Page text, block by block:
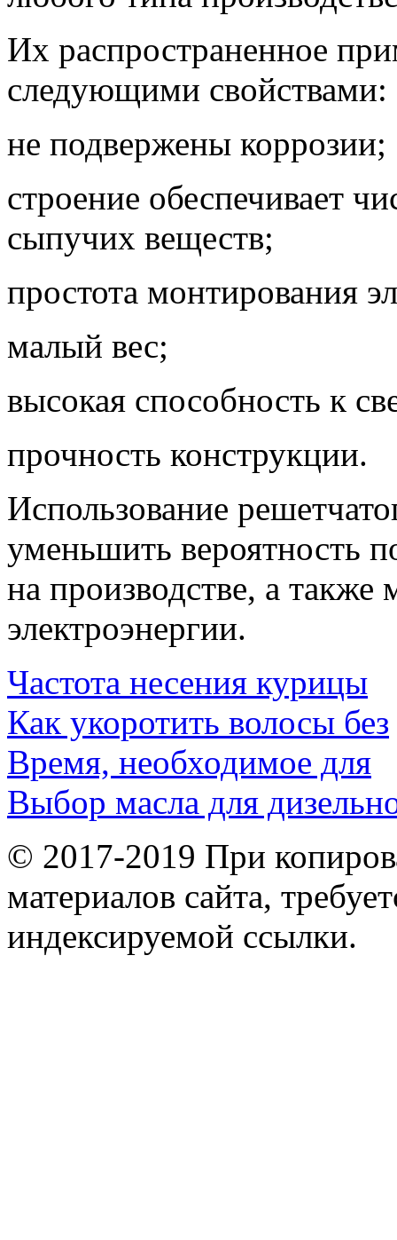
Их распространенное
следующими свойствами:
не подвержены коррозии;
строение обеспечивает
сыпучих веществ;
простота монтирования
малый вес;
высокая способность к
прочность конструкции.
Использование
уменьшить вероятность
на производстве, а
электроэнергии.
Частота несения курицы
Как укоротить волосы без
Время, необходимое для
Выбор масла для
© 2017-2019 При
материалов сайта,
индексируемой ссылки.